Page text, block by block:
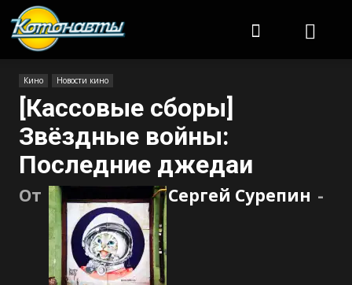
Кино Новости кино
[Кассовые сборы]
Звёздные войны:
Последние джедаи
От Сергей Сурепин -